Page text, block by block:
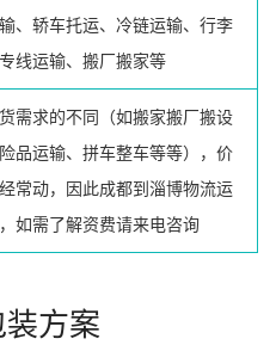
、轿车托运、冷链运输、行李
线运输、搬厂搬家等
需求的不同（如搬家搬厂搬设
品运输、拼车整车等等），价
常动，因此成都到淄博物流运
如需了解资费请来电咨询
方案